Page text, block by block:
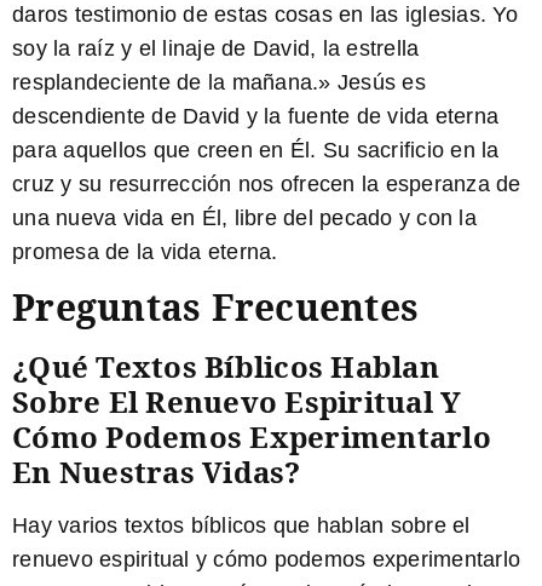
daros testimonio de estas cosas en las iglesias. Yo
soy la raíz y el linaje de David, la estrella
resplandeciente de la mañana.» Jesús es
descendiente de David y la fuente de vida eterna
para aquellos que creen en Él. Su sacrificio en la
cruz y su resurrección nos ofrecen la esperanza de
una nueva vida en Él, libre del pecado y con la
promesa de la vida eterna.
Preguntas Frecuentes
¿Qué Textos Bíblicos Hablan
Sobre El Renuevo Espiritual Y
Cómo Podemos Experimentarlo
En Nuestras Vidas?
Hay varios textos bíblicos que hablan sobre el
renuevo espiritual y cómo podemos experimentarlo